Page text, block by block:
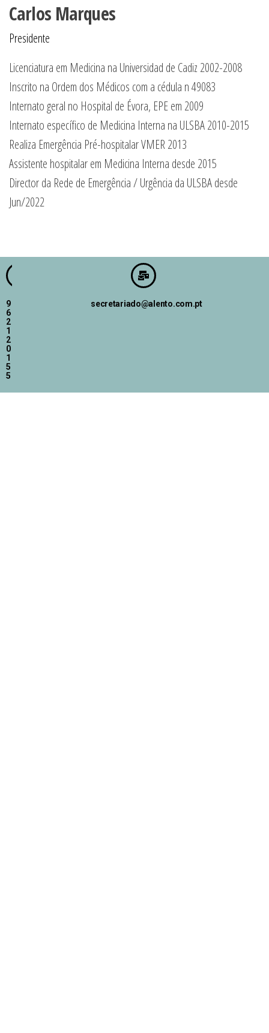
Carlos Marques
Presidente
Licenciatura em Medicina na Universidad de Cadiz 2002-2008
Inscrito na Ordem dos Médicos com a cédula n 49083
Internato geral no Hospital de Évora, EPE em 2009
Internato específico de Medicina Interna na ULSBA 2010-2015
Realiza Emergência Pré-hospitalar VMER 2013
Assistente hospitalar em Medicina Interna desde 2015
Director da Rede de Emergência / Urgência da ULSBA desde
Jun/2022
9
6
2
1
2
0
1
5
5
secretariado@alento.com.pt